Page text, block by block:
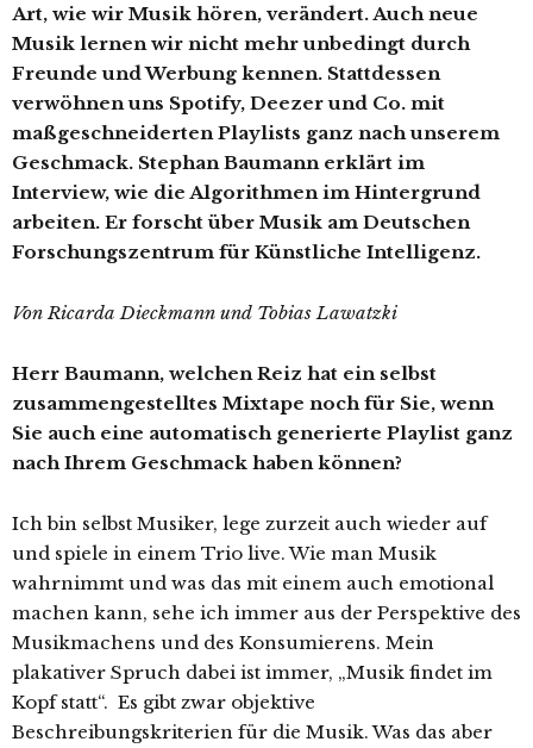
Art, wie wir Musik hören, verändert. Auch neue
Musik lernen wir nicht mehr unbedingt durch
Freunde und Werbung kennen. Stattdessen
verwöhnen uns Spotify, Deezer und Co. mit
maßgeschneiderten Playlists ganz nach unserem
Geschmack. Stephan Baumann erklärt im
Interview, wie die Algorithmen im Hintergrund
arbeiten. Er forscht über Musik am Deutschen
Forschungszentrum für Künstliche Intelligenz.
Von Ricarda Dieckmann und Tobias Lawatzki
Herr Baumann, welchen Reiz hat ein selbst
zusammengestelltes Mixtape noch für Sie, wenn
Sie auch eine automatisch generierte Playlist ganz
nach Ihrem Geschmack haben können?
Ich bin selbst Musiker, lege zurzeit auch wieder auf
und spiele in einem Trio live. Wie man Musik
wahrnimmt und was das mit einem auch emotional
machen kann, sehe ich immer aus der Perspektive des
Musikmachens und des Konsumierens. Mein
plakativer Spruch dabei ist immer, „Musik findet im
Kopf statt“. Es gibt zwar objektive
Beschreibungskriterien für die Musik. Was das aber